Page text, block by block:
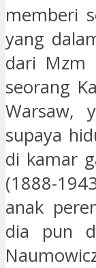
memberi
yang
dari Mzm
seorang
Warsaw,
supaya
di kamar
(1888-
anak
dia pun